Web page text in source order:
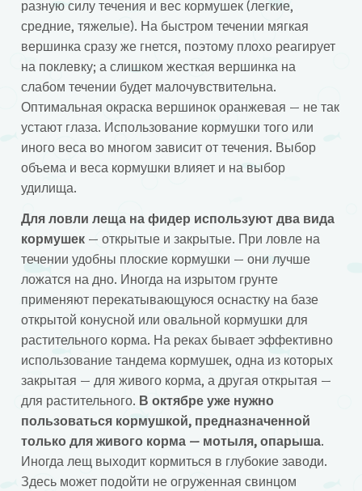
разную силу течения и вес кормушек (легкие,
средние, тяжелые). На быстром течении мягкая
вершинка сразу же гнется, поэтому плохо реагирует
на поклевку; а слишком жесткая вершинка на
слабом течении будет малочувствительна.
Оптимальная окраска вершинок оранжевая — не так
устают глаза. Использование кормушки того или
иного веса во многом зависит от течения. Выбор
объема и веса кормушки влияет и на выбор
удилища.
Для ловли леща на фидер используют два вида
кормушек— открытые и закрытые. При ловле на
течении удобны плоские кормушки — они лучше
ложатся на дно. Иногда на изрытом грунте
применяют перекатывающуюся оснастку на базе
открытой конусной или овальной кормушки для
растительного корма. На реках бывает эффективно
использование тандема кормушек, одна из которых
закрытая — для живого корма, а другая открытая —
для растительного. В октябре уже нужно
пользоваться кормушкой, предназначенной
только для живого корма — мотыля, опарыша.
Иногда лещ выходит кормиться в глубокие заводи.
Здесь может подойти не огруженная свинцом